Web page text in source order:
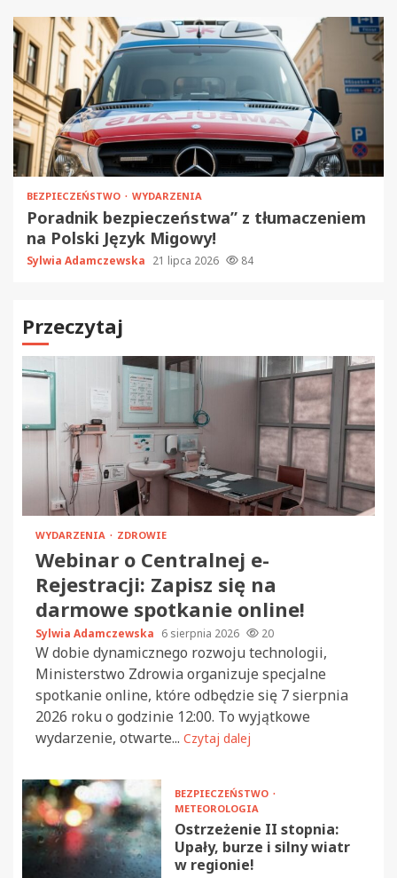
BEZPIECZEŃSTWO WYDARZENIA
Poradnik bezpieczeństwa” z tłumaczeniem
na Polski Język Migowy!
Sylwia Adamczewska 21 lipca 2026 84
Przeczytaj
WYDARZENIA ZDROWIE
Webinar o Centralnej e-
Rejestracji: Zapisz się na
darmowe spotkanie online!
Sylwia Adamczewska 6 sierpnia 2026 20
W dobie dynamicznego rozwoju technologii,
Ministerstwo Zdrowia organizuje specjalne
spotkanie online, które odbędzie się 7 sierpnia
2026 roku o godzinie 12:00. To wyjątkowe
wydarzenie, otwarte... Czytaj dalej
BEZPIECZEŃSTWO
METEOROLOGIA
Ostrzeżenie II stopnia:
Upały, burze i silny wiatr
w regionie!